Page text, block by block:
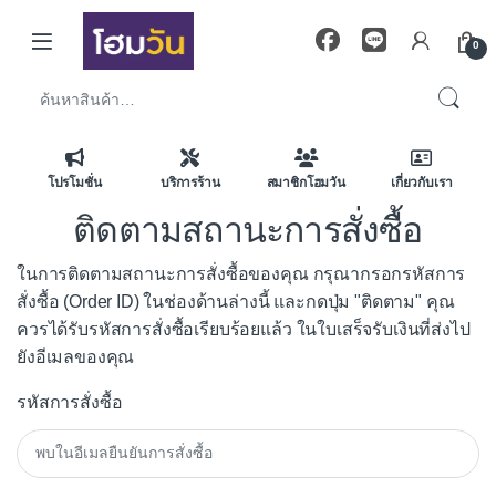
Skip to navigation
Skip to content
0
โปรโมชั่น บริการร้าน สมาชิกโฮมวัน เกี่ยวกับเรา
ติดตามสถานะการสั่งซื้อ
ในการติดตามสถานะการสั่งซื้อของคุณ กรุณากรอกรหัสการ
สั่งซื้อ (Order ID) ในช่องด้านล่างนี้ และกดปุ่ม "ติดตาม" คุณ
ควรได้รับรหัสการสั่งซื้อเรียบร้อยแล้ว ในใบเสร็จรับเงินที่ส่งไป
ยังอีเมลของคุณ
รหัสการสั่งซื้อ